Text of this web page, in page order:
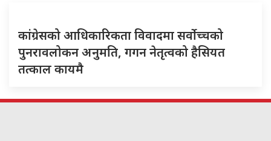
कांग्रेसको आधिकारिकता विवादमा सर्वोच्चको
पुनरावलोकन अनुमति, गगन नेतृत्वको हैसियत
तत्काल कायमै